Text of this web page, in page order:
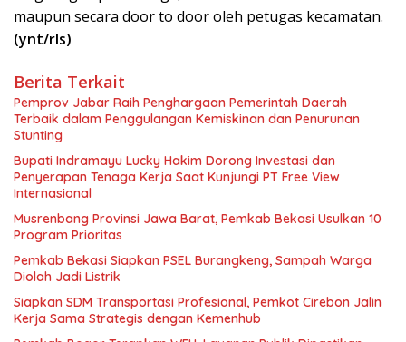
maupun secara door to door oleh petugas kecamatan.
(ynt/rls)
Berita Terkait
Pemprov Jabar Raih Penghargaan Pemerintah Daerah
Terbaik dalam Penggulangan Kemiskinan dan Penurunan
Stunting
Bupati Indramayu Lucky Hakim Dorong Investasi dan
Penyerapan Tenaga Kerja Saat Kunjungi PT Free View
Internasional
Musrenbang Provinsi Jawa Barat, Pemkab Bekasi Usulkan 10
Program Prioritas
Pemkab Bekasi Siapkan PSEL Burangkeng, Sampah Warga
Diolah Jadi Listrik
Siapkan SDM Transportasi Profesional, Pemkot Cirebon Jalin
Kerja Sama Strategis dengan Kemenhub